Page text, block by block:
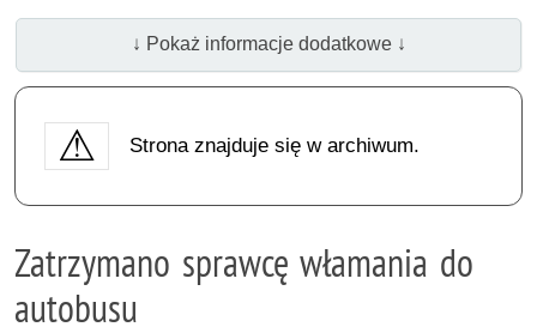
↓ Pokaż informacje dodatkowe ↓
Strona znajduje się w archiwum.
Zatrzymano sprawcę włamania do
autobusu